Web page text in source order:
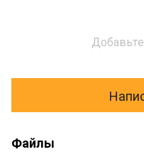
Файлы